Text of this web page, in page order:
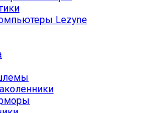
Lezyne